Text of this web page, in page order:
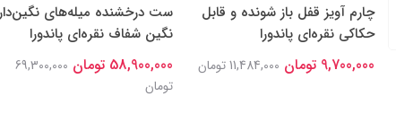
چارم آویز قفل باز شونده و قابل
حکاکی نقره‌ای پاندورا
9,700,000 تومان 11,484,000 تومان
ست درخشنده میله‌های
نگین شفاف نقره‌ای پاندورا
58,900,000 تومان
69,300,000
تومان